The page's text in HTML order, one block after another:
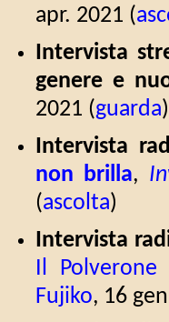
apr. 2021 (
Intervista
genere e
2021 (guarda)
Intervista
non brilla,
(ascolta)
Intervista
Il Polverone
Fujiko, 16